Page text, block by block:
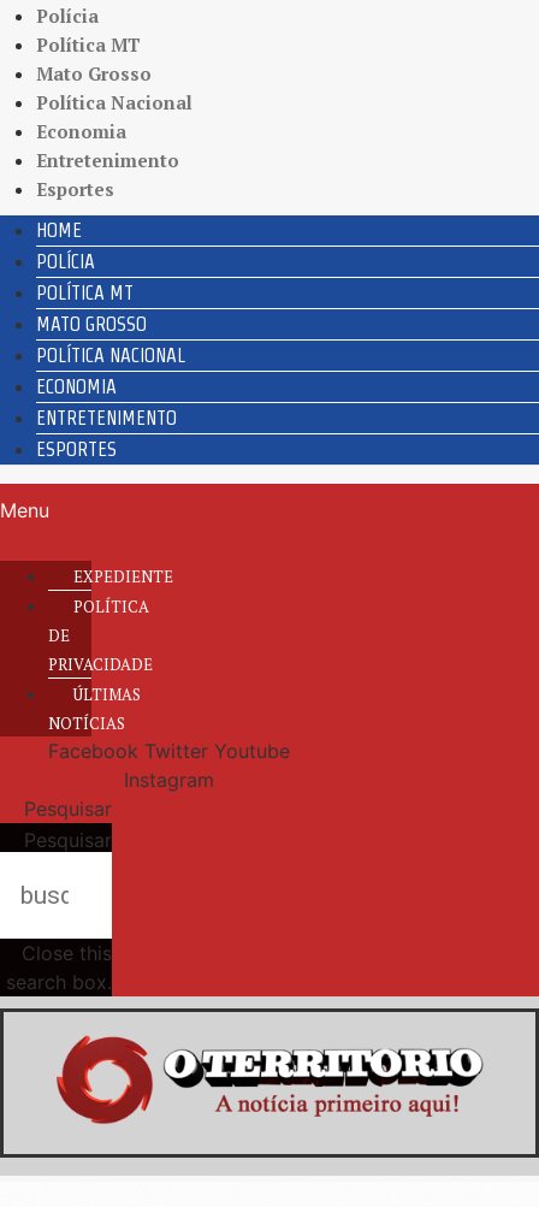
Polícia
Política MT
Mato Grosso
Política Nacional
Economia
Entretenimento
Esportes
HOME
POLÍCIA
POLÍTICA MT
MATO GROSSO
POLÍTICA NACIONAL
ECONOMIA
ENTRETENIMENTO
ESPORTES
Menu
EXPEDIENTE
POLÍTICA
DE
PRIVACIDADE
ÚLTIMAS
NOTÍCIAS
Facebook Twitter Youtube
Instagram
Pesquisar
Pesquisar
Close this
search box.